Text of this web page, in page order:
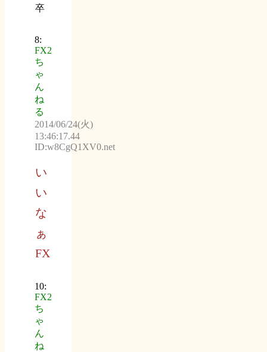
卒
8:
FX2
ち
ゃ
ん
ね
る
2014/06/24(火)
13:46:17.44
ID:w8CgQ1XV0.net
い
い
な
ぁ
FX
10:
FX2
ち
ゃ
ん
ね